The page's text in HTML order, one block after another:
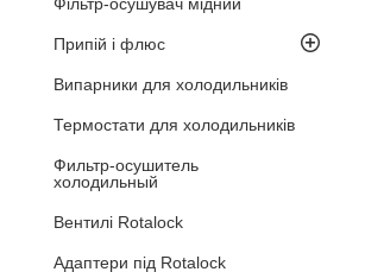
Припій і флюс
Випарники для холодильників
Термостати для холодильників
Фильтр-осушитель
холодильный
Вентилі Rotalock
Адаптери під Rotalock